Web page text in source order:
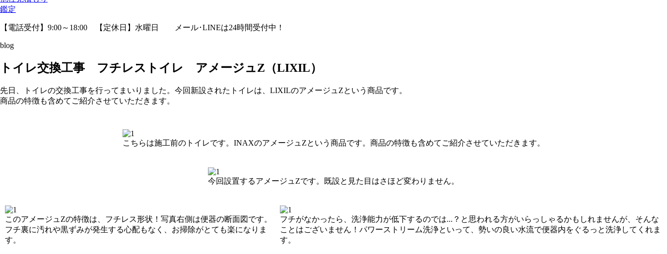
鑑定
【電話受付】9:00～18:00 【定休日】水曜日 メール･LINEは24時間受付中！
blog
トイレ交換工事 フチレストイレ アメージュZ（LIXIL）
先日、トイレの交換工事を行ってまいりました。 今回新設されたトイレは、LIXILのアメージュZという商品です。
商品の特徴も含めてご紹介させていただきます。
こちらは施工前のトイレです。INAXのアメージュZという商品です。商品の特徴も含めてご紹介させていただきます。
今回設置するアメージュZです。既設と見た目はさほど変わりません。
このアメージュZの特徴は、フチレス形状！写真右側は便器の断面図です。
フチ裏に汚れや黒ずみが発生する心配もなく、お掃除がとても楽になりま
す。
フチがなかったら、洗浄能力が低下するのでは...？と思われる方がいらっしゃるかもしれませんが、そんな
ことはございません！パワーストリーム洗浄といって、勢いの良い水流で便器内をぐるっと洗浄してくれま
す。